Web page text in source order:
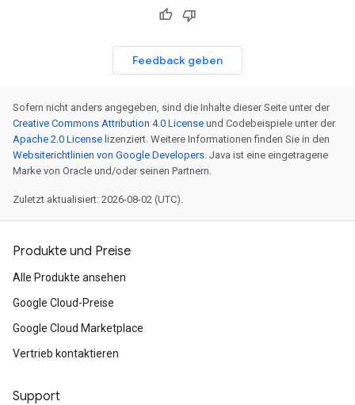
Feedback geben
Sofern nicht anders angegeben, sind die Inhalte dieser Seite unter der
Creative Commons Attribution 4.0 License und Codebeispiele unter der
Apache 2.0 License lizenziert. Weitere Informationen finden Sie in den
Websiterichtlinien von Google Developers. Java ist eine eingetragene
Marke von Oracle und/oder seinen Partnern.
Zuletzt aktualisiert: 2026-08-02 (UTC).
Produkte und Preise
Alle Produkte ansehen
Google Cloud-Preise
Google Cloud Marketplace
Vertrieb kontaktieren
Support